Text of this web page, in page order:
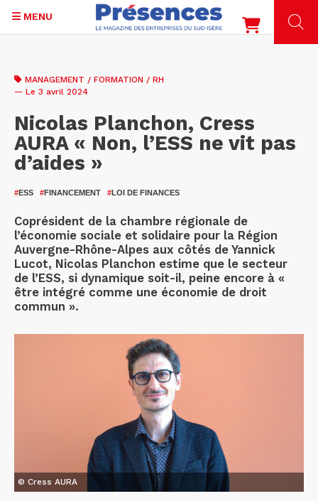
contenu
MENU
MANAGEMENT / FORMATION / RH
— Le 3 avril 2024
Nicolas Planchon, Cress
AURA « Non, l’ESS ne vit pas
d’aides »
#ESS #FINANCEMENT #LOI DE FINANCES
Coprésident de la chambre régionale de
l’économie sociale et solidaire pour la Région
Auvergne-Rhône-Alpes aux côtés de Yannick
Lucot, Nicolas Planchon estime que le secteur
de l’ESS, si dynamique soit-il, peine encore à «
être intégré comme une économie de droit
commun ».
© Cress AURA